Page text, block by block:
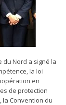
du Nord a signé la
la loi
en
de protection
la Convention du